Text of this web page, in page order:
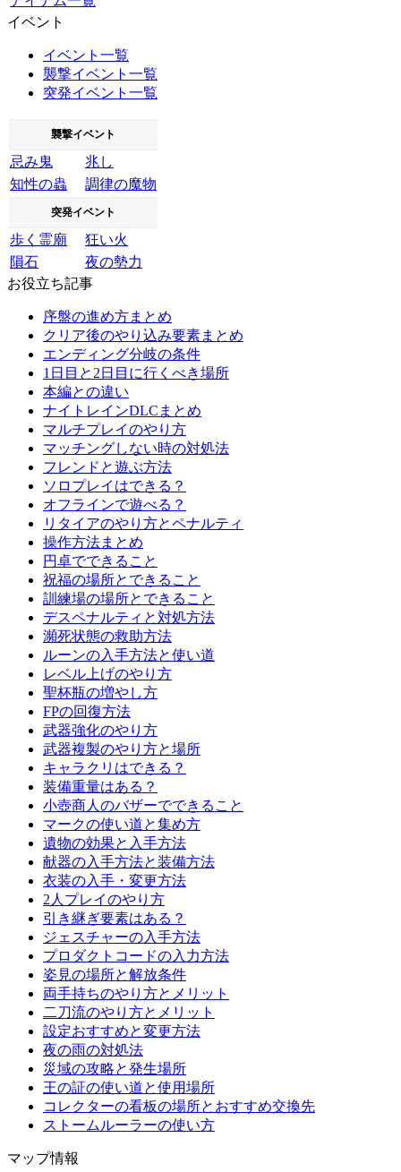
イベント
イベント一覧
襲撃イベント一覧
突発イベント一覧
襲撃イベント
忌み鬼
兆し
知性の蟲
調律の魔物
突発イベント
歩く霊廟
狂い火
隕石
夜の勢力
お役立ち記事
序盤の進め方まとめ
クリア後のやり込み要素まとめ
エンディング分岐の条件
1日目と2日目に行くべき場所
本編との違い
ナイトレインDLCまとめ
マルチプレイのやり方
マッチングしない時の対処法
フレンドと遊ぶ方法
ソロプレイはできる？
オフラインで遊べる？
リタイアのやり方とペナルティ
操作方法まとめ
円卓でできること
祝福の場所とできること
訓練場の場所とできること
デスペナルティと対処方法
瀕死状態の救助方法
ルーンの入手方法と使い道
レベル上げのやり方
聖杯瓶の増やし方
FPの回復方法
武器強化のやり方
武器複製のやり方と場所
キャラクリはできる？
装備重量はある？
小壺商人のバザーでできること
マークの使い道と集め方
遺物の効果と入手方法
献器の入手方法と装備方法
衣装の入手・変更方法
2人プレイのやり方
引き継ぎ要素はある？
ジェスチャーの入手方法
プロダクトコードの入力方法
姿見の場所と解放条件
両手持ちのやり方とメリット
二刀流のやり方とメリット
設定おすすめと変更方法
夜の雨の対処法
災域の攻略と発生場所
王の証の使い道と使用場所
コレクターの看板の場所とおすすめ交換先
ストームルーラーの使い方
マップ情報